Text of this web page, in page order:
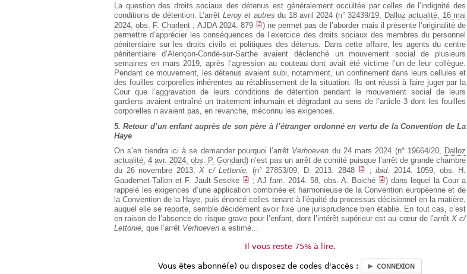
La question des droits sociaux des détenus est généralement occultée par celles de l’indignité des
conditions de détention. L’arrêt Leroy et autres du 18 avril 2024 (n° 32439/19,
Dalloz actualité, 16 mai
2024, obs. F. Charlent ; AJDA 2024. 879
) ne permet pas de l’aborder mais il présente l’originalité de
permettre d’apprécier les conséquences de l’exercice des droits sociaux des membres du personnel
pénitentiaire sur les droits civils et politiques des détenus. Dans cette affaire, les agents du centre
pénitentiaire d’Alençon-Condé-sur-Sarthe avaient déclenché un mouvement social de plusieurs
semaines en mars 2019, après l’agression au couteau dont avait été victime l’un de leur collègue.
Pendant ce mouvement, les détenus avaient subi, notamment, un confinement dans leurs cellules et
des fouilles corporelles inhérentes au rétablissement de la situation. Ils ont réussi à faire juger par la
Cour que l’aggravation de leurs conditions de détention pendant le mouvement social de leurs
gardiens avaient entraîné un traitement inhumain et dégradant au sens de l’article 3 dont les fouilles
corporelles n’avaient pas, en revanche, méconnu les exigences.
5. Retour d’un enfant auprès de son père à l’étranger ordonné en vertu de la Convention de La
Haye
On s’en tiendra ici à se demander pourquoi l’arrêt Verhoeven du 24 mars 2024 (n° 19664/20, Dalloz
actualité, 4 avr. 2024, obs. P. Gondard) n’est pas un arrêt de comité puisque l’arrêt de grande chambre
du 26 novembre 2013, X c/ Lettonie, (n° 27853/09, D. 2013. 2848 ; ibid. 2014. 1059, obs. H.
Gaudemet-Tallon et F. Jault-Seseke
; AJ fam. 2014. 58, obs. A. Boiché
) dans lequel la Cour a
rappelé les exigences d’une application combinée et harmonieuse de la Convention européenne et de
la Convention de la Haye, puis énoncé celles tenant à l’équité du processus décisionnel en la matière,
auquel elle se reporte, semble décidément avoir fixé une jurisprudence bien établie. En tout cas, c’est
en raison de l’absence de risque grave pour l’enfant, dont l’intérêt supérieur est au cœur de l’arrêt X c/
Lettonie, que l’arrêt Verhoeven a estimé...
Il vous reste 75% à lire.
Vous êtes abonné(e) ou disposez de codes d'accès : CONNEXION